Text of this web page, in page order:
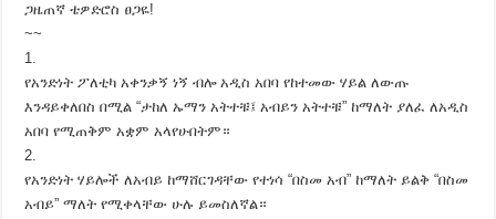
ጋዜጠኛ ቴዎድሮስ ፀጋዬ!
~~
1.
የአንድነት ፖለቲካ አቀንቃኝ ነኝ ብሎ አዲስ አበባ የከተመው ሃይል ለውጡ
እንዳይቀለበስ በሚል “ታከለ ኡማን አትተቹ፤ አብይን አትተቹ” ከማለት ያለፈ ለአዲስ
አበባ የሚጠቅም አቋም አላየሁበትም።
2.
የአንድነት ሃይሎች ለአብይ ከማሸርገዳቸው የተነሳ “በስመ አብ” ከማለት ይልቅ “በስመ
አብይ” ማለት የሚቀላቸው ሁሉ ይመስለኛል።